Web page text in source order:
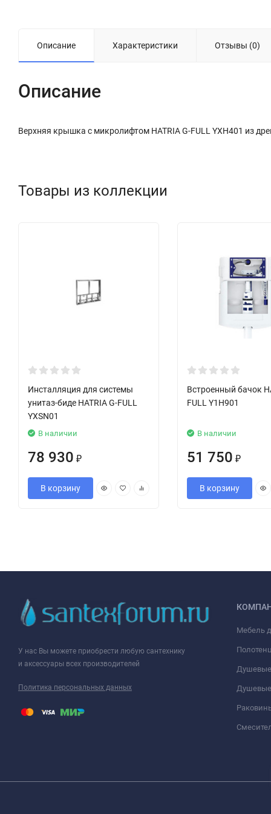
Описание Характеристики Отзывы (0)
Описание
Верхняя крышка с микролифтом HATRIA G-FULL YXH401 из
Товары из коллекции
Инсталляция для системы
унитаз-биде HATRIA G-FULL
YXSN01
В наличии
78 930 ₽
В корзину
Встроенный бачок
FULL Y1H901
В наличии
51 750 ₽
В корзину
У нас Вы можете приобрести любую сантехнику
и аксессуары всех производителей
Политика персональных данных
Мебель